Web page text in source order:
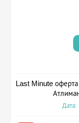
Last Minute